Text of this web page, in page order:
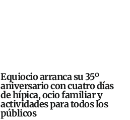
Equiocio arranca su 35º
aniversario con cuatro días
de hípica, ocio familiar y
actividades para todos los
públicos